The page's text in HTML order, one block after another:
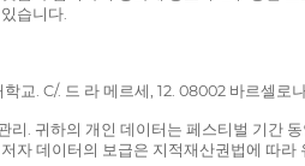
습니다.
교. C/. 드 라 메르세, 12. 08002 바르셀로
리. 귀하의 개인 데이터는 페스티벌 기간
자 데이터의 보급은 지적재산권법에 따라